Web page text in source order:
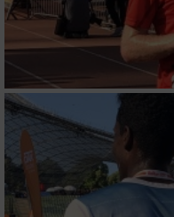
Verwendung von
personalisierter
Erstellung von Profilen
von Inhalten
Verwendung von
personalisierter Inhalte
Messung der